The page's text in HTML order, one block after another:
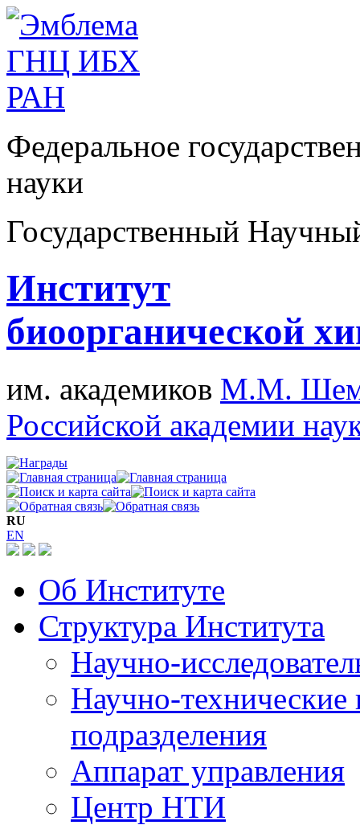
Федеральное
науки
Государственный
Институт
биоорганической
им. академиков М.М.
Российской академии
RU
EN
Об Институте
Структура Института
Научно-
Научно-технические
подразделения
Аппарат управления
Центр НТИ